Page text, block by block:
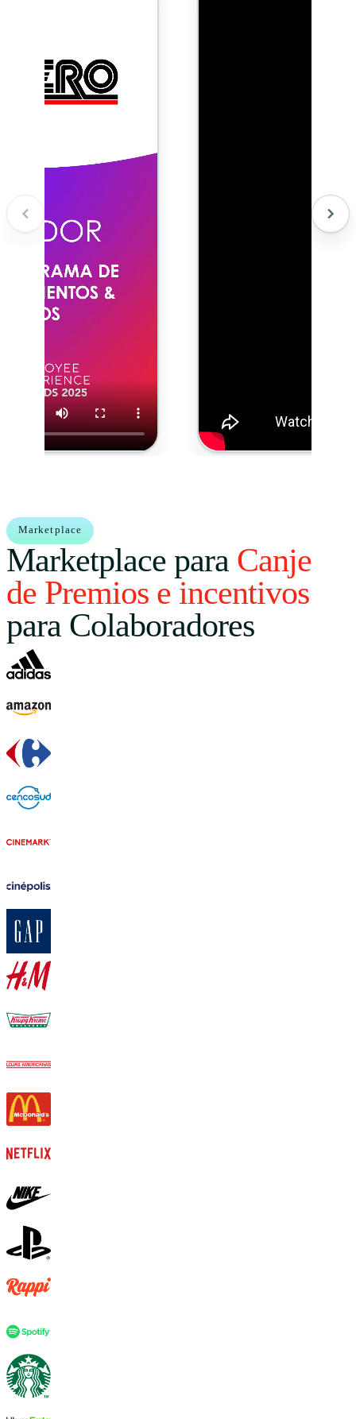
Marketplace
Marketplace para Canje
de Premios e incentivos
para Colaboradores